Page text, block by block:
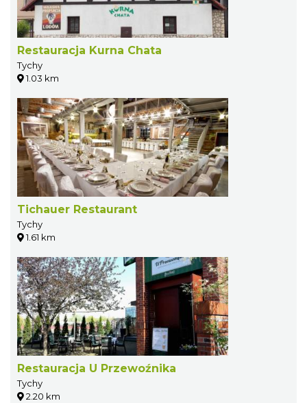
Restauracja Kurna Chata
Tychy
1.03 km
Tichauer Restaurant
Tychy
1.61 km
Restauracja U Przewoźnika
Tychy
2.20 km